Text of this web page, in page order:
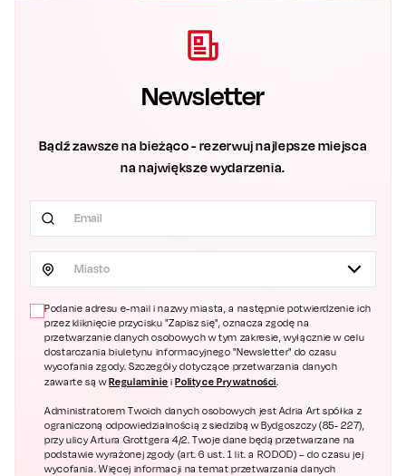
Newsletter
Bądź zawsze na bieżąco - rezerwuj najlepsze miejsca
na największe wydarzenia.
Miasto
Podanie adresu e-mail i nazwy miasta, a następnie potwierdzenie ich
przez kliknięcie przycisku "Zapisz się", oznacza zgodę na
przetwarzanie danych osobowych w tym zakresie, wyłącznie w celu
dostarczania biuletynu informacyjnego "Newsletter" do czasu
wycofania zgody. Szczegóły dotyczące przetwarzania danych
zawarte są wRegulaminie iPolityce Prywatności.
Administratorem Twoich danych osobowych jest Adria Art spółka z
ograniczoną odpowiedzialnością z siedzibą w Bydgoszczy (85- 227),
przy ulicy Artura Grottgera 4/2. Twoje dane będą przetwarzane na
podstawie wyrażonej zgody (art. 6 ust. 1 lit. a RODOD) – do czasu jej
wycofania. Więcej informacji na temat przetwarzania danych